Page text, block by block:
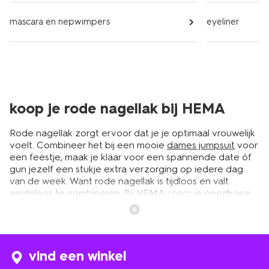
mascara en nepwimpers eyeliner
koop je rode nagellak bij HEMA
Rode nagellak zorgt ervoor dat je je optimaal vrouwelijk
voelt. Combineer het bij een mooie dames jumpsuit voor
een feestje, maak je klaar voor een spannende date óf
gun jezelf een stukje extra verzorging op iedere dag
van de week. Want rode nagellak is tijdloos en valt
eindeloos te combineren. Bij HEMA scoor je goedkope
rode nagellak van de beste kwaliteit. En omdat we al
onze cosmeticaproducten zelf ontwerpen, ontwikkelen
vind een winkel